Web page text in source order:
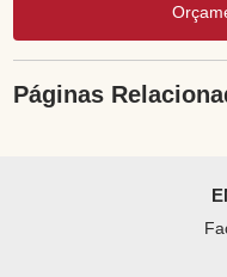
Páginas